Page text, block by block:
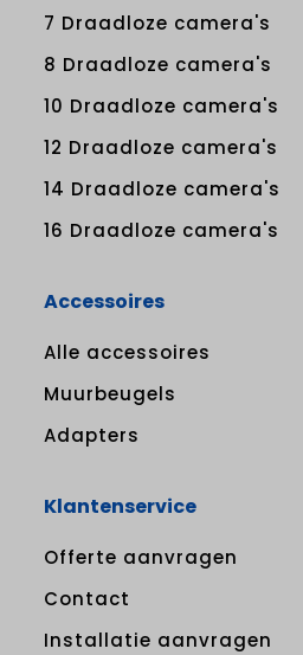
7 Draadloze camera's
8 Draadloze camera's
10 Draadloze camera's
12 Draadloze camera's
14 Draadloze camera's
16 Draadloze camera's
Accessoires
Alle accessoires
Muurbeugels
Adapters
Klantenservice
Offerte aanvragen
Contact
Installatie aanvragen